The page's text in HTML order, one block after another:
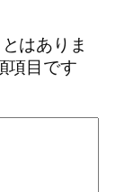
はありま
項目です